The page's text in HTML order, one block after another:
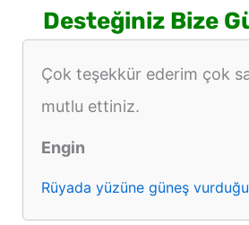
Desteğiniz Bize
Çok teşekkür ederim çok
mutlu ettiniz.
Engin
Rüyada yüzüne güneş